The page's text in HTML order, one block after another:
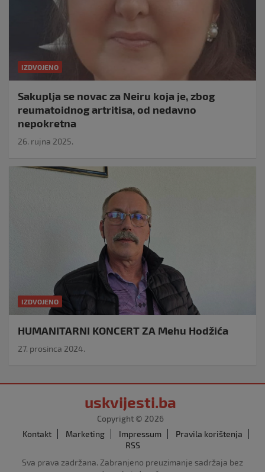
IZDVOJENO
Sakuplja se novac za Neiru koja je, zbog
reumatoidnog artritisa, od nedavno
nepokretna
26. rujna 2025.
IZDVOJENO
HUMANITARNI KONCERT ZA Mehu Hodžića
27. prosinca 2024.
uskvijesti.ba
Copyright © 2026
Kontakt
Marketing Impressum
Pravila korištenja
RSS
Sva prava zadržana. Zabranjeno preuzimanje sadržaja bez